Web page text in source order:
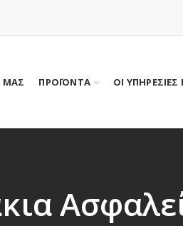
ΜΑΣ ΠΡΟΪΟΝΤΑ ΟΙ